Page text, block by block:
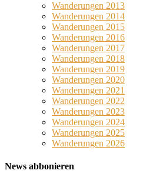
Wanderungen 2013
Wanderungen 2014
Wanderungen 2015
Wanderungen 2016
Wanderungen 2017
Wanderungen 2018
Wanderungen 2019
Wanderungen 2020
Wanderungen 2021
Wanderungen 2022
Wanderungen 2023
Wanderungen 2024
Wanderungen 2025
Wanderungen 2026
News abbonieren